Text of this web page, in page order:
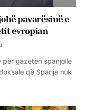
pavarësinë e
evropian
për gazetën spanjolle
që Spanja nuk